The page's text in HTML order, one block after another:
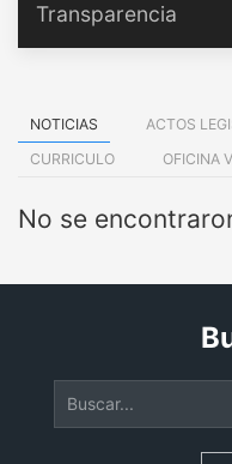
Transparencia
NOTICIAS ACTOS
CURRICULO
OFICINA
No se